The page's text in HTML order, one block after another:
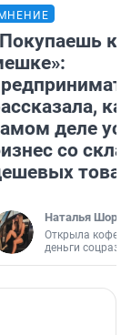
МНЕНИЕ
деле
со
Наталья
Открыла
деньги